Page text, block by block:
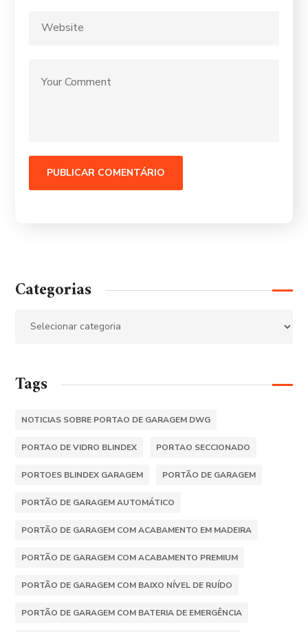
Categorias
Tags
NOTICIAS SOBRE PORTAO DE GARAGEM DWG
PORTAO DE VIDRO BLINDEX PORTAO SECCIONADO
PORTOES BLINDEX GARAGEM PORTÃO DE GARAGEM
PORTÃO DE GARAGEM AUTOMÁTICO
PORTÃO DE GARAGEM COM ACABAMENTO EM MADEIRA
PORTÃO DE GARAGEM COM ACABAMENTO PREMIUM
PORTÃO DE GARAGEM COM BAIXO NÍVEL DE RUÍDO
PORTÃO DE GARAGEM COM BATERIA DE EMERGÊNCIA